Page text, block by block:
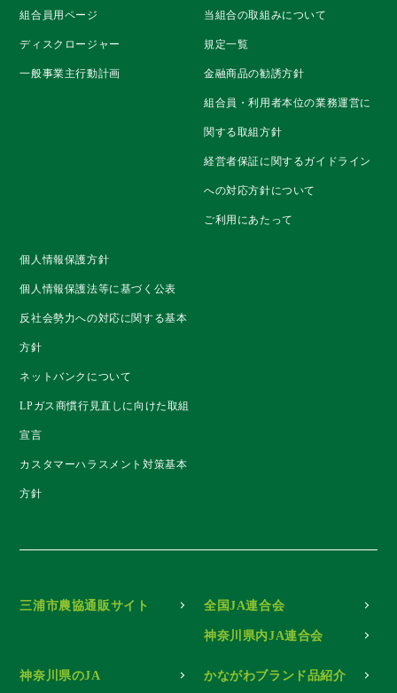
組合員用ページ
ディスクロージャー
一般事業主行動計画
当組合の取組みについて
規定一覧
金融商品の勧誘方針
組合員・利用者本位の業務運営に
関する取組方針
経営者保証に関するガイドライン
への対応方針について
ご利用にあたって
個人情報保護方針
個人情報保護法等に基づく公表
反社会勢力への対応に関する基本
方針
ネットバンクについて
LPガス商慣行見直しに向けた取組
宣言
カスタマーハラスメント対策基本
方針
三浦市農協通販サイト 全国JA連合会
神奈川県内JA連合会
神奈川県のJA かながわブランド品紹介